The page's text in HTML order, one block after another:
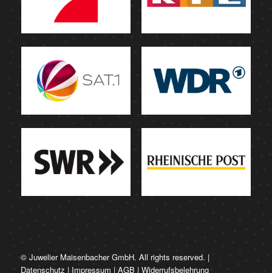
© Juwelier Maisenbacher GmbH. All rights reserved. |
Datenschutz | Impressum | AGB | Widerrufsbelehrung